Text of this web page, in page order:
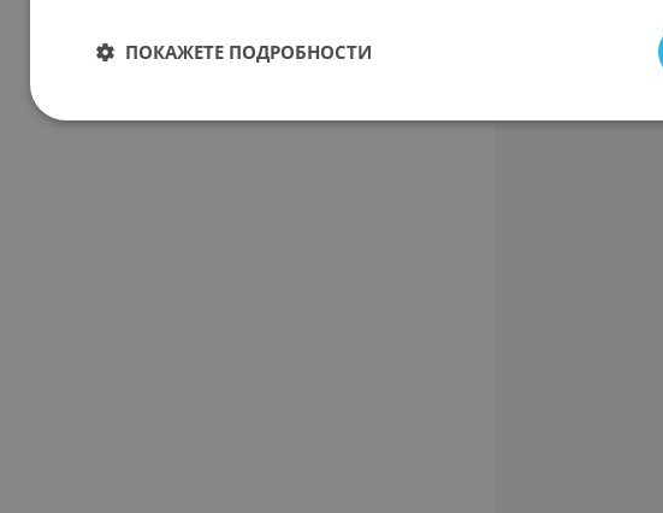
ПОКАЖЕТЕ ПОДРОБНОСТИ